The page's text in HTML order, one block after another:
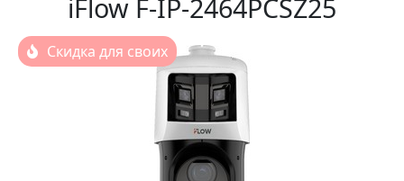
iFlow F-IP-2464PCSZ25
Скидка для своих